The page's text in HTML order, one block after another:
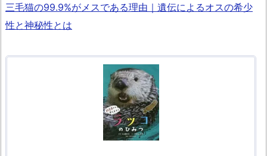
三毛猫の99.9%がメスである理由｜遺伝によるオスの希少
性と神秘性とは